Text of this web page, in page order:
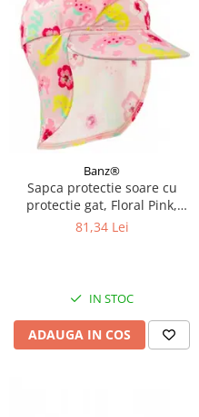
Banz®
Sapca protectie soare cu
protectie gat, Floral Pink,
Marimea M
81,34 Lei
IN STOC
ADAUGA IN COS